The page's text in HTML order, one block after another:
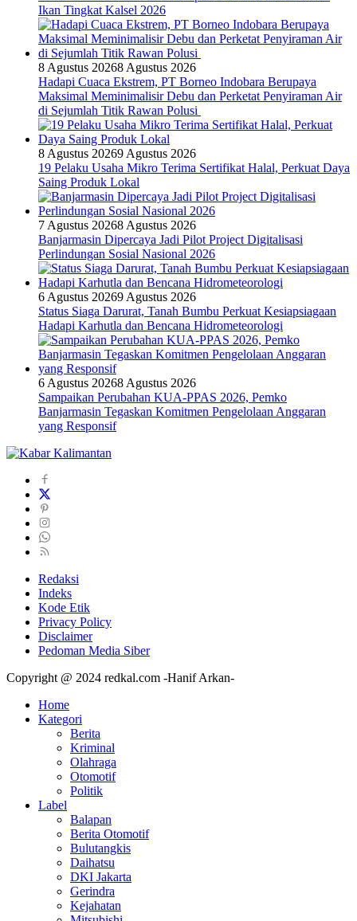
Ikan Tingkat Kalsel 2026
8 Agustus 20268 Agustus 2026
Hadapi Cuaca Ekstrem, PT Borneo Indobara Berupaya
Maksimal Meminimalisir Debu dan Perketat Penyiraman Air
di Sejumlah Titik Rawan Polusi
8 Agustus 20269 Agustus 2026
19 Pelaku Usaha Mikro Terima Sertifikat Halal, Perkuat Daya
Saing Produk Lokal
7 Agustus 20268 Agustus 2026
Banjarmasin Dipercaya Jadi Pilot Project Digitalisasi
Perlindungan Sosial Nasional 2026
6 Agustus 20269 Agustus 2026
Status Siaga Darurat, Tanah Bumbu Perkuat Kesiapsiagaan
Hadapi Karhutla dan Bencana Hidrometeorologi
6 Agustus 20268 Agustus 2026
Sampaikan Perubahan KUA-PPAS 2026, Pemko
Banjarmasin Tegaskan Komitmen Pengelolaan Anggaran
yang Responsif
Redaksi
Indeks
Kode Etik
Privacy Policy
Disclaimer
Pedoman Media Siber
Copyright @ 2024 redkal.com -Hanif Arkan-
Home
Kategori
Berita
Kriminal
Olahraga
Otomotif
Politik
Label
Balapan
Berita Otomotif
Bulutangkis
Daihatsu
DKI Jakarta
Gerindra
Kejahatan